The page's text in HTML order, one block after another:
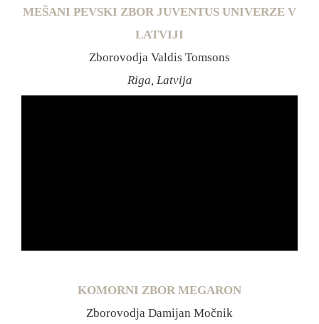
MEŠANI PEVSKI ZBOR JUVENTUS UNIVERZE V
LATVIJI
Zborovodja Valdis Tomsons
Riga, Latvija
KOMORNI ZBOR MEGARON
Zborovodja Damijan Močnik